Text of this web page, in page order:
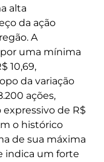
alta
da ação
A
uma mínima
10,69,
da variação
ações,
de R$
o histórico
de sua máxima
indica um forte